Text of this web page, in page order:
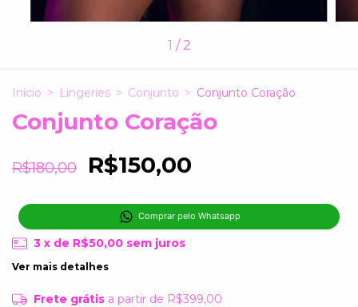
1 / 2
Início > Lingeries > Conjunto > Conjunto Coração
Conjunto Coração
R$180,00 R$150,00
Comprar pelo Whatsapp
3 x de R$50,00 sem juros
Ver mais detalhes
Frete grátis a partir de R$399,00